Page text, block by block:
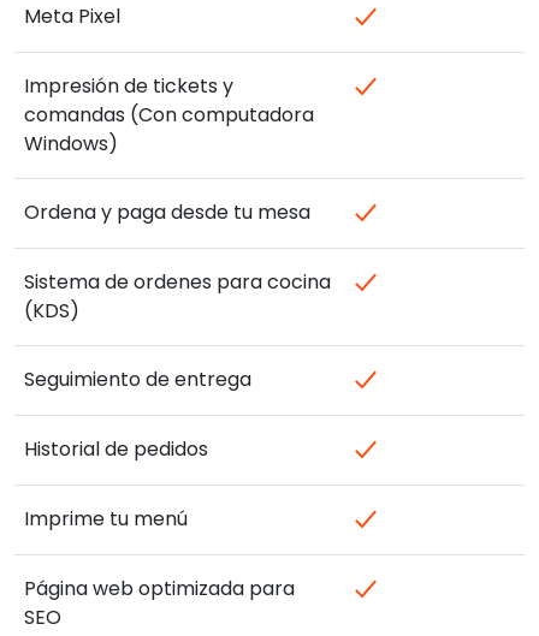
Meta Pixel
Impresión de tickets y
comandas (Con computadora
Windows)
Ordena y paga desde tu mesa
Sistema de ordenes para cocina
(KDS)
Seguimiento de entrega
Historial de pedidos
Imprime tu menú
Página web optimizada para
SEO